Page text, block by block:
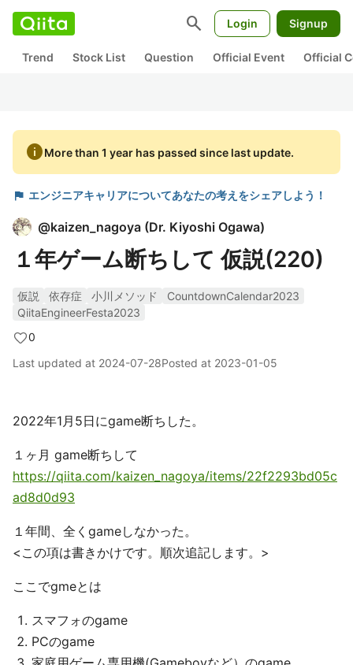
search Login Signup
Trend Stock List Question Official Event Official
infoMore than 1 year has passed since last update.
flag エンジニアキャリアについてあなたの考えをシェアしよう！
@kaizen_nagoya (Dr. Kiyoshi Ogawa)
１年ゲーム断ちして 仮説(220)
仮説 依存症 小川メソッド
CountdownCalendar2023
QiitaEngineerFesta2023
0
Last updated at 2024-07-28Posted at 2023-01-05
2022年1月5日にgame断ちした。
１ヶ月 game断ちして
https://qiita.com/kaizen_nagoya/items/22f2293bd05c
ad8d0d93
１年間、全くgameしなかった。
<この項は書きかけです。順次追記します。>
ここでgmeとは
スマフォのgame
PCのgame